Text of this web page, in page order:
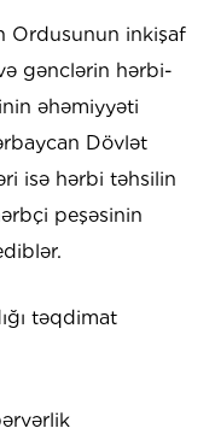
Ordusunun inkişaf
gənclərin hərbi-
əhəmiyyəti
Dövlət
isə hərbi təhsilin
peşəsinin
təqdimat